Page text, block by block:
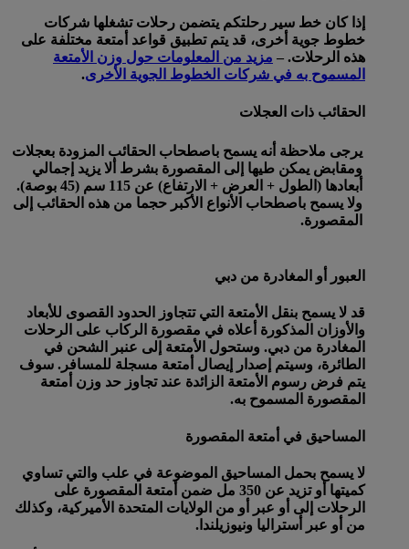
إذا كان خط سير رحلتكم يتضمن رحلات تشغلها شركات
خطوط جوية أخرى، قد يتم تطبيق قواعد أمتعة مختلفة على
هذه الرحلات. – مزيد من المعلومات حول وزن الأمتعة
المسموح به في شركات الخطوط الجوية الأخرى.
الحقائب ذات العجلات
يرجى ملاحظة أنه يسمح باصطحاب الحقائب المزودة بعجلات
ومقابض يمكن طيها إلى المقصورة بشرط ألا يزيد إجمالي
أبعادها (الطول + العرض + الارتفاع) عن 115 سم (45 بوصة).
ولا يسمح باصطحاب الأنواع الأكبر حجما من هذه الحقائب إلى
المقصورة.
العبور أو المغادرة من دبي
قد لا يسمح بنقل الأمتعة التي تتجاوز الحدود القصوى للأبعاد
والأوزان المذكورة أعلاه في مقصورة الركاب على الرحلات
المغادرة من دبي. وستحول الأمتعة إلى عنبر الشحن في
الطائرة، وسيتم إصدار إيصال أمتعة مسجلة للمسافر. سوف
يتم فرض رسوم الأمتعة الزائدة عند تجاوز حد وزن أمتعة
المقصورة المسموح به.
المساحيق في أمتعة المقصورة
لا يسمح بحمل المساحيق الموضوعة في علب والتي تساوي
كميتها أو تزيد عن 350 مل ضمن أمتعة المقصورة على
الرحلات إلى أو عبر أو من الولايات المتحدة الأميركية، وكذلك
من أو عبر أستراليا ونيوزيلندا.